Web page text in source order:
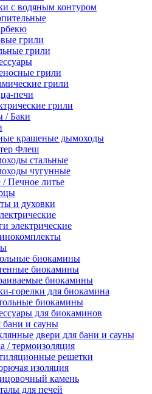
с водяным контуром
грили
грили
грили
грили
печи
грили
/ Баки
крашеные дымоходы
Флеш
стальные
чугунные
Печное литье
и духовки
электрические
биокамины
биокамины
биокамины
горелки для биокамина
биокамины
для биокаминов
бани и сауны
двери для бани и сауны
/ термоизоляция
решетки
изоляция
камень
для печей